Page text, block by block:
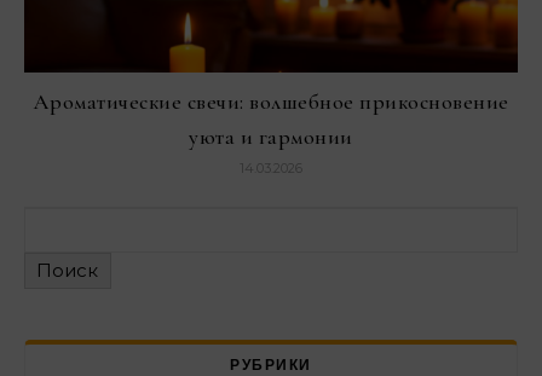
Ароматические свечи: волшебное прикосновение
уюта и гармонии
14.03.2026
Поиск
РУБРИКИ